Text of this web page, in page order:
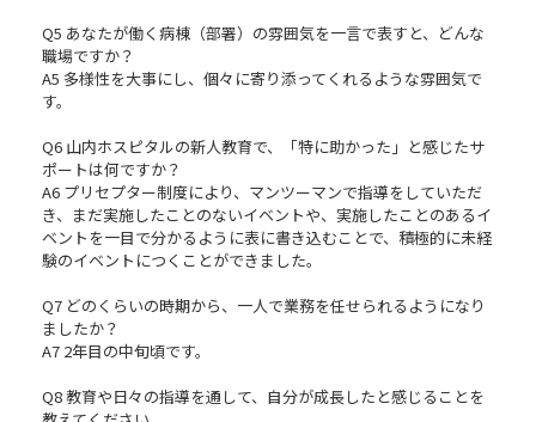
Q5 あなたが働く病棟（部署）の雰囲気を一言で表すと、どんな
職場ですか？
A5 多様性を大事にし、個々に寄り添ってくれるような雰囲気で
す。
Q6 山内ホスピタルの新人教育で、「特に助かった」と感じたサ
ポートは何ですか？
A6 プリセプター制度により、マンツーマンで指導をしていただ
き、まだ実施したことのないイベントや、実施したことのあるイ
ベントを一目で分かるように表に書き込むことで、積極的に未経
験のイベントにつくことができました。
Q7 どのくらいの時期から、一人で業務を任せられるようになり
ましたか？
A7 2年目の中旬頃です。
Q8 教育や日々の指導を通して、自分が成長したと感じることを